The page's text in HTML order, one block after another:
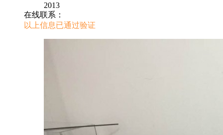
2013
在线联系：
以上信息已通过验证